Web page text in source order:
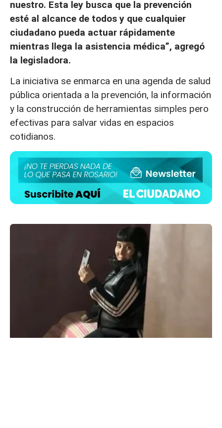
nuestro. Esta ley busca que la prevención
esté al alcance de todos y que cualquier
ciudadano pueda actuar rápidamente
mientras llega la asistencia médica”, agregó
la legisladora.
La iniciativa se enmarca en una agenda de salud
pública orientada a la prevención, la información
y la construcción de herramientas simples pero
efectivas para salvar vidas en espacios
cotidianos.